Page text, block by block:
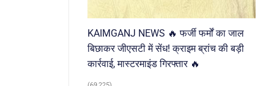
KAIMGANJ NEWS 🔥 फर्जी फर्मों का जाल
बिछाकर जीएसटी में सेंध! क्राइम ब्रांच की बड़ी
कार्रवाई, मास्टरमाइंड गिरफ्तार 🔥